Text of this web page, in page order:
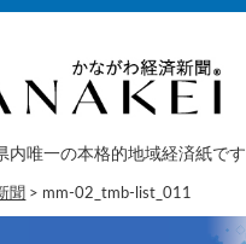
内唯一の本格的地域経済紙です
聞 > mm-02_tmb-list_011